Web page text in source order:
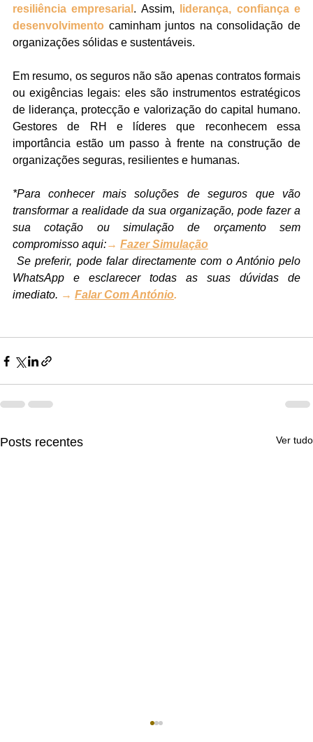
resiliência empresarial . Assim,
liderança, confiança e
desenvolvimento caminham juntos na consolidação de
organizações sólidas e sustentáveis.
Em resumo, os seguros não são apenas contratos formais
ou exigências legais: eles são instrumentos estratégicos
de liderança, protecção e valorização do capital humano.
Gestores de RH e líderes que reconhecem essa
importância estão um passo à frente na construção de
organizações seguras, resilientes e humanas.
*Para conhecer mais soluções de seguros que vão
transformar a realidade da sua organização, pode fazer a
sua cotação ou simulação de orçamento sem
compromisso aqui:→ Fazer Simulação
Se preferir, pode falar directamente com o António pelo
WhatsApp e esclarecer todas as suas dúvidas de
imediato. → Falar Com António.
Posts recentes Ver tudo